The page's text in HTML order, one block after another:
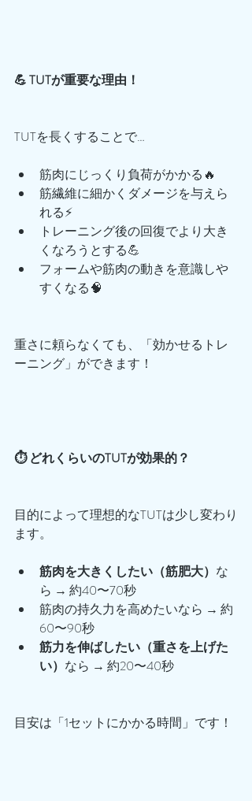
💪 TUTが重要な理由！
TUTを長くすることで…
筋肉にじっくり負荷がかかる🔥
筋繊維に細かくダメージを与えら
れる⚡
トレーニング後の回復でより大き
くなろうとする💪
フォームや筋肉の動きを意識しや
すくなる🧠
重さに頼らなくても、「効かせるトレ
ーニング」ができます！
⏱️ どれくらいのTUTが効果的？
目的によって理想的なTUTは少し変わり
ます。
筋肉を大きくしたい（筋肥大） な
ら → 約40〜70秒
筋肉の持久力を高めたいなら → 約
60〜90秒
筋力を伸ばしたい（重さを上げた
い） なら → 約20〜40秒
目安は「1セットにかかる時間」です！